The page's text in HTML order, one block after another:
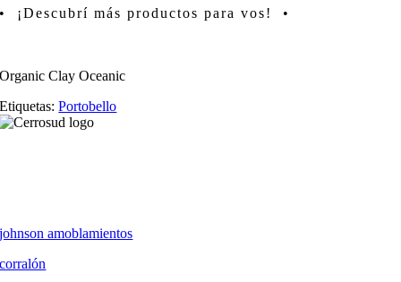
• ¡Descubrí más productos para vos! •
Organic Clay Oceanic
Etiquetas:Portobello
johnson amoblamientos
corralón